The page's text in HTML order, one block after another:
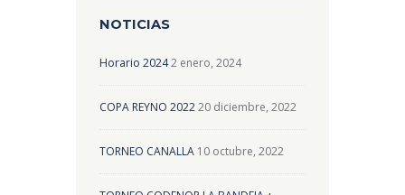
NOTICIAS
Horario 20242 enero, 2024
COPA REYNO 202220 diciembre, 2022
TORNEO CANALLA 10 octubre, 2022